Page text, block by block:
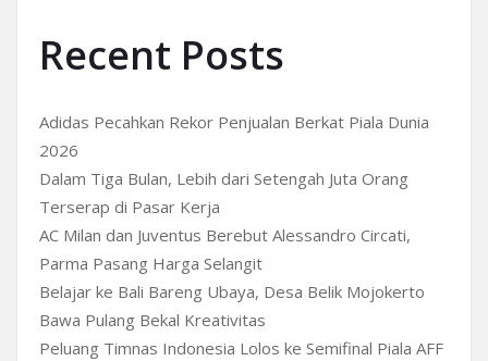
Recent Posts
Adidas Pecahkan Rekor Penjualan Berkat Piala Dunia
2026
Dalam Tiga Bulan, Lebih dari Setengah Juta Orang
Terserap di Pasar Kerja
AC Milan dan Juventus Berebut Alessandro Circati,
Parma Pasang Harga Selangit
Belajar ke Bali Bareng Ubaya, Desa Belik Mojokerto
Bawa Pulang Bekal Kreativitas
Peluang Timnas Indonesia Lolos ke Semifinal Piala AFF